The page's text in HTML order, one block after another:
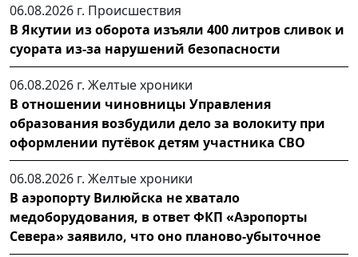
06.08.2026 г. Происшествия
В Якутии из оборота изъяли 400 литров сливок и
суората из-за нарушений безопасности
06.08.2026 г. Желтые хроники
В отношении чиновницы Управления
образования возбудили дело за волокиту при
оформлении путёвок детям участника СВО
06.08.2026 г. Желтые хроники
В аэропорту Вилюйска не хватало
медоборудования, в ответ ФКП «Аэропорты
Севера» заявило, что оно планово-убыточное